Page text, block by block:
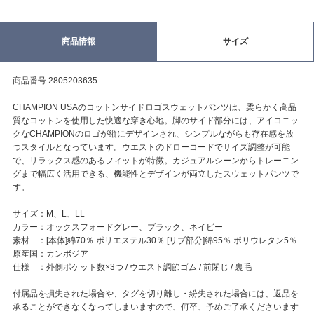
商品情報 サイズ
商品番号:2805203635
CHAMPION USAのコットンサイドロゴスウェットパンツは、柔らかく高品
質なコットンを使用した快適な穿き心地。脚のサイド部分には、アイコニッ
クなCHAMPIONのロゴが縦にデザインされ、シンプルながらも存在感を放
つスタイルとなっています。ウエストのドローコードでサイズ調整が可能
で、リラックス感のあるフィットが特徴。カジュアルシーンからトレーニン
グまで幅広く活用できる、機能性とデザインが両立したスウェットパンツで
す。
サイズ：M、L、LL
カラー：オックスフォードグレー、ブラック、ネイビー
素材 ：[本体]綿70％ ポリエステル30％ [リブ部分]綿95％ ポリウレタン5％
原産国：カンボジア
仕様 ：外側ポケット数×3つ / ウエスト調節ゴム / 前閉じ / 裏毛
付属品を損失された場合や、タグを切り離し・紛失された場合には、返品を
承ることができなくなってしまいますので、何卒、予めご了承くださいます